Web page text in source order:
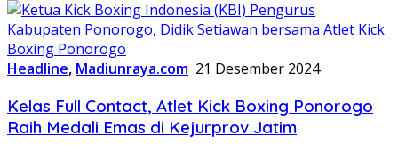
Headline, Madiunraya.com 21 Desember 2024
Kelas Full Contact, Atlet Kick Boxing Ponorogo
Raih Medali Emas di Kejurprov Jatim